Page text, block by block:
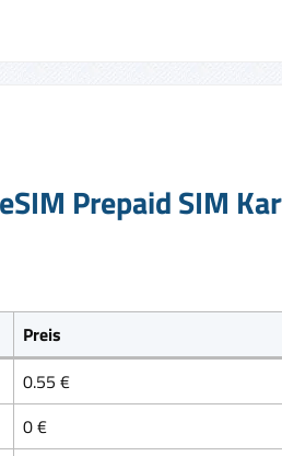
Prepaid SIM
Preis
0.55 €
0 €